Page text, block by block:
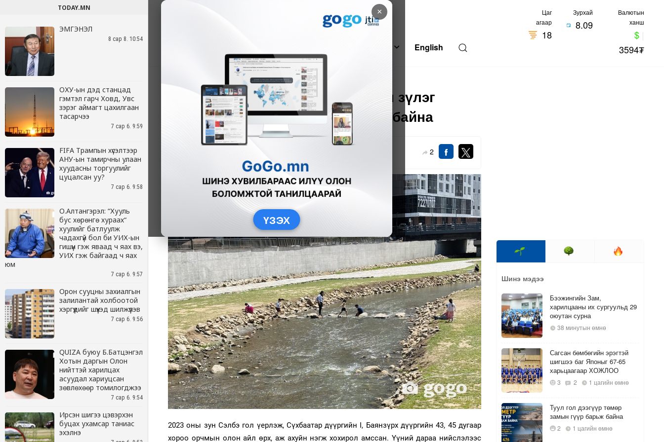
TODAY.MN
ЭМГЭНЭЛ
8 сар 8. 10:54
ОХУ-ын дэд станцад
гэмтэл гарч Ховд, Увс
зэрэг аймагт цахилгаан
тасарчээ
7 сар 6. 9:59
FIFA Трампын хүсэлтээр
АНУ-ын тамирчны улаан
хуудасны торгуулийг
цуцалсан уу?
7 сар 6. 9:58
О.Алтангэрэл: “Хууль
бус хөрөнгө хураах“
хуулийг батлуулж
чадахгүй бол би УИХ-ын
гишүүн гэж яваад ч яах вэ,
УИХ гэж байгаад ч яах
юм
7 сар 6. 9:57
Орон сууцны захиалгын
залилантай холбоотой
хэргүүдийг шүүхэд шилжүүлэв
7 сар 6. 9:56
QUIZA буюу Б.Батцэнгэл
Хотын даргын Олон
нийттэй харилцах
асуудал хариуцсан
зөвлөхөөр томилогджээ
7 сар 6. 9:54
Ирсэн шигээ цэвэрхэн
буцах ухамсар таниас
эхэлнэ